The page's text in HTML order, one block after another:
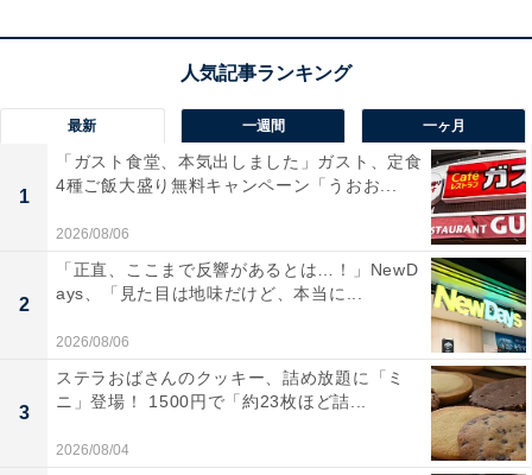
塊が入っていることも。使う料理によってほぐしてつか
うのもおすすめです。
最新 一週間 一ヶ月
1
「ガスト食堂、本気出しました」ガスト、定食
4種ご飯大盛り無料キャンペーン「うおお...
2026/08/06
2
「正直、ここまで反響があるとは…！」NewD
ays、「見た目は地味だけど、本当に...
2026/08/06
3
ステラおばさんのクッキー、詰め放題に「ミ
ニ」登場！ 1500円で「約23枚ほど詰...
2026/08/04